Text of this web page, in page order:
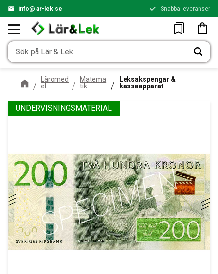
info@lar-lek.se Snabba leveranser
Favoriter
Läromed
el
Matema
tik
Leksakspengar &
kassaapparat
UNDERVISNINGSMATERIAL